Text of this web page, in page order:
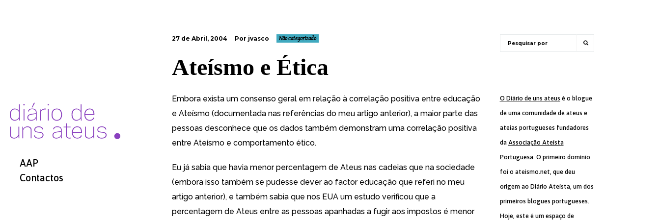
AAP
Contactos
27 de Abril, 2004 Por jvasco Não categorizado
Ateísmo e Ética
Embora exista um consenso geral em relação à correlação positiva entre educação
e Ateísmo (documentada nas referências do meu artigo anterior), a maior parte das
pessoas desconhece que os dados também demonstram uma correlação positiva
entre Ateísmo e comportamento ético.
Eu já sabia que havia menor percentagem de Ateus nas cadeias que na sociedade
(embora isso também se pudesse dever ao factor educação que referi no meu
artigo anterior), e também sabia que nos EUA um estudo verificou que a
percentagem de Ateus entre as pessoas apanhadas a fugir aos impostos é menor
O Diário de uns ateus é o blogue
de uma comunidade de ateus e
ateias portugueses fundadores
da Associação Ateísta
Portuguesa. O primeiro domínio
foi o ateismo.net, que deu
origem ao Diário Ateísta, um dos
primeiros blogues portugueses.
Hoje, este é um espaço de